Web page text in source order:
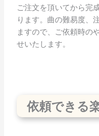
ご注文を頂いてから完
ります。曲の難易度、
ますので、ご依頼時の
せいたします。
依頼できる